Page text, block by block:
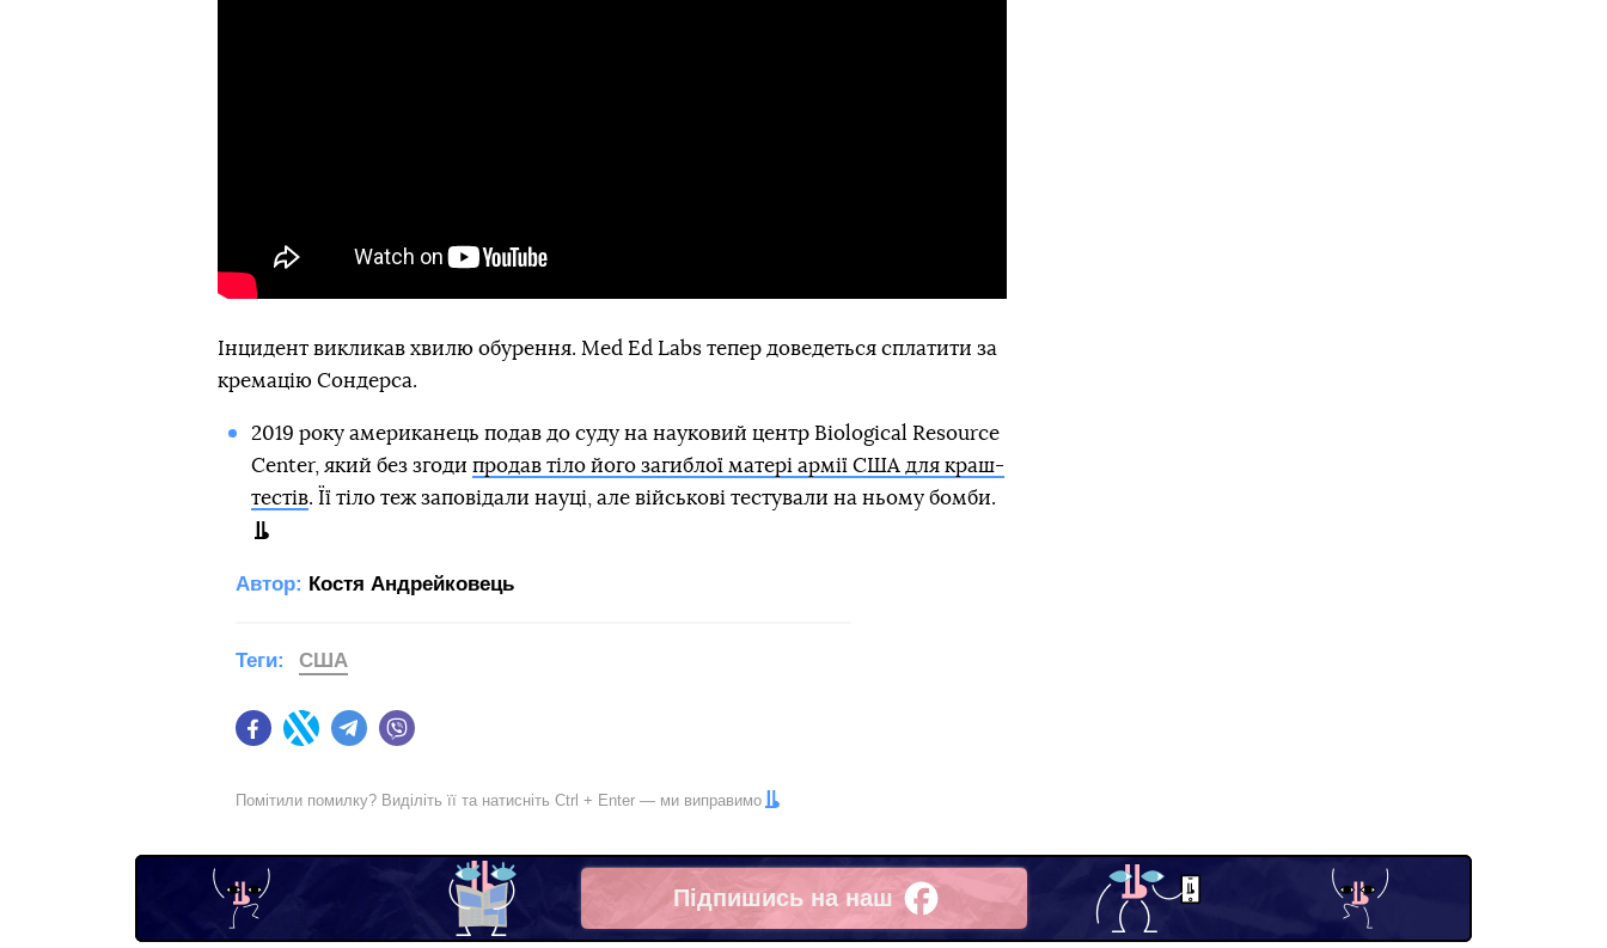
Інцидент викликав хвилю обурення. Med Ed Labs тепер доведеться сплатити за
кремацію Сондерса.
2019 року американець подав до суду на науковий центр Biological Resource
Center, який без згоди продав тіло його загиблої матері армії США для краш-
тестів. Її тіло теж заповідали науці, але військові тестували на ньому бомби.
Автор: Костя Андрейковець
FacebookTwitter Telegram
Теги: США
Помітили помилку? Виділіть її та натисніть Ctrl + Enter — ми виправимо
Підпишись на наш
Facebook